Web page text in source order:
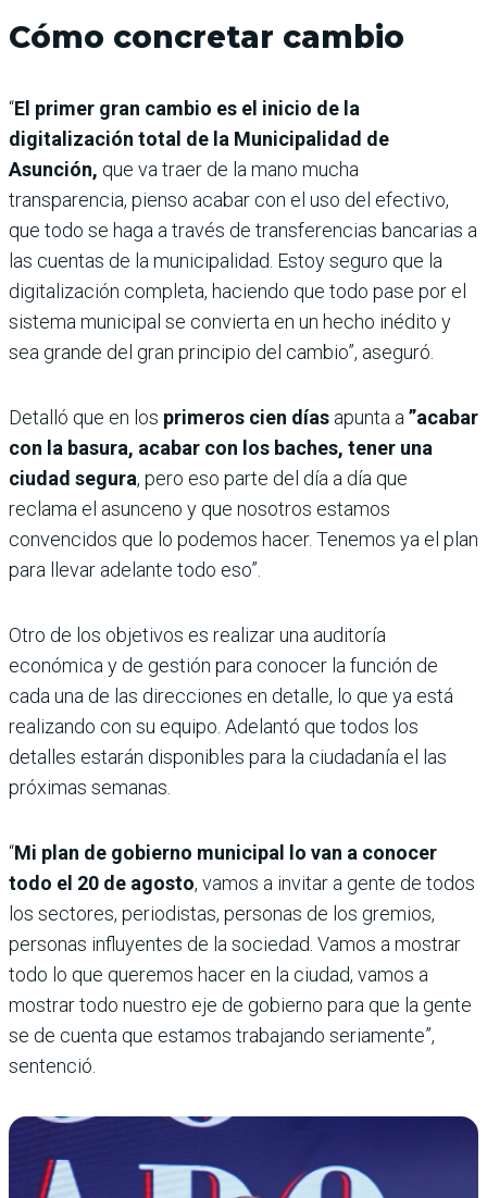
Cómo concretar cambio
“El primer gran cambio es el inicio de la
digitalización total de la Municipalidad de
Asunción, que va traer de la mano mucha
transparencia, pienso acabar con el uso del efectivo,
que todo se haga a través de transferencias bancarias a
las cuentas de la municipalidad. Estoy seguro que la
digitalización completa, haciendo que todo pase por el
sistema municipal se convierta en un hecho inédito y
sea grande del gran principio del cambio”, aseguró.
Detalló que en los primeros cien días apunta a ”acabar
con la basura, acabar con los baches, tener una
ciudad segura, pero eso parte del día a día que
reclama el asunceno y que nosotros estamos
convencidos que lo podemos hacer. Tenemos ya el plan
para llevar adelante todo eso”.
Otro de los objetivos es realizar una auditoría
económica y de gestión para conocer la función de
cada una de las direcciones en detalle, lo que ya está
realizando con su equipo. Adelantó que todos los
detalles estarán disponibles para la ciudadanía el las
próximas semanas.
“Mi plan de gobierno municipal lo van a conocer
todo el 20 de agosto, vamos a invitar a gente de todos
los sectores, periodistas, personas de los gremios,
personas influyentes de la sociedad. Vamos a mostrar
todo lo que queremos hacer en la ciudad, vamos a
mostrar todo nuestro eje de gobierno para que la gente
se de cuenta que estamos trabajando seriamente”,
sentenció.